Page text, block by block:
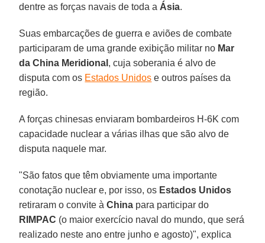
dentre as forças navais de toda a Ásia.
Suas embarcações de guerra e aviões de combate
participaram de uma grande exibição militar no Mar
da China Meridional , cuja soberania é alvo de
disputa com os Estados Unidos e outros países da
região.
A forças chinesas enviaram bombardeiros H-6K com
capacidade nuclear a várias ilhas que são alvo de
disputa naquele mar.
"São fatos que têm obviamente uma importante
conotação nuclear e, por isso, os Estados Unidos
retiraram o convite àChina para participar do
RIMPAC (o maior exercício naval do mundo, que será
realizado neste ano entre junho e agosto)", explica